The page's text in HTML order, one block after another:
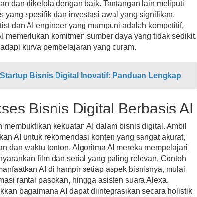
dan dikelola dengan baik. Tantangan lain meliputi
yang spesifik dan investasi awal yang signifikan.
dan AI engineer yang mumpuni adalah kompetitif,
memerlukan komitmen sumber daya yang tidak sedikit.
kurva pembelajaran yang curam.
Bisnis Digital Inovatif: Panduan Lengkap
Bisnis Digital Berbasis AI
kekuatan AI dalam bisnis digital. Ambil
AI untuk rekomendasi konten yang sangat akurat,
dan waktu tonton. Algoritma AI mereka mempelajari
film dan serial yang paling relevan. Contoh
AI di hampir setiap aspek bisnisnya, mulai
rantai pasokan, hingga asisten suara Alexa.
bagaimana AI dapat diintegrasikan secara holistik